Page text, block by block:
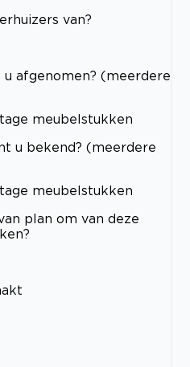
van?
afgenomen? (meerdere
meubelstukken
u bekend? (meerdere
meubelstukken
plan om van deze